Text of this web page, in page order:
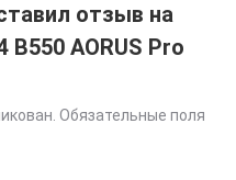
отзыв на
B550 AORUS Pro
Обязательные поля